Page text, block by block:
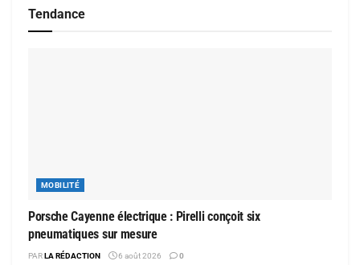
Tendance
MOBILITÉ
Porsche Cayenne électrique : Pirelli conçoit six
pneumatiques sur mesure
PARLA RÉDACTION 6 août 2026 0